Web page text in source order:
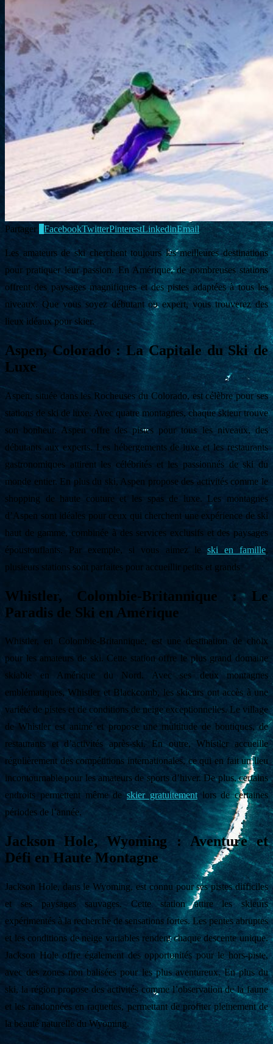
Partager FacebookTwitterPinterestLinkedinEmail
Les amateurs de ski cherchent toujours les meilleures destinations
pour pratiquer leur passion. En Amérique, de nombreuses stations
offrent des paysages magnifiques et des pistes adaptées à tous les
niveaux. Que vous soyez débutant ou expert, vous trouverez des
lieux idéaux pour skier.
Aspen, Colorado : La Capitale du Ski de
Luxe
Aspen, située dans les Rocheuses du Colorado, est célèbre pour ses
stations de ski de luxe. Avec quatre montagnes, chaque skieur trouve
son bonheur. Aspen offre des pistes pour tous les niveaux, des
débutants aux experts. Les hébergements de luxe et les restaurants
gastronomiques attirent les célébrités et les passionnés de ski du
monde entier. En plus du ski, Aspen propose des activités comme le
shopping de haute couture et les spas de luxe. Les montagnes
d’Aspen sont idéales pour ceux qui cherchent une expérience de ski
haut de gamme, combinée à des services exclusifs et des paysages
époustouflants. Par exemple, si vous aimez le ski en famille,
plusieurs stations sont parfaites pour accueillir petits et grands
Whistler, Colombie-Britannique : Le
Paradis de Ski en Amérique
Whistler, en Colombie-Britannique, est une destination de choix
pour les amateurs de ski. Cette station offre le plus grand domaine
skiable en Amérique du Nord. Avec ses deux montagnes
emblématiques, Whistler et Blackcomb, les skieurs ont accès à une
variété de pistes et de conditions de neige exceptionnelles. Le village
de Whistler est animé et propose une multitude de boutiques, de
restaurants et d’activités après-ski. En outre, Whistler accueille
régulièrement des compétitions internationales, ce qui en fait un lieu
incontournable pour les amateurs de sports d’hiver. De plus, certains
endroits permettent même deskier gratuitementlors de certaines
périodes de l’année.
Jackson Hole, Wyoming : Aventure et
Défi en Haute Montagne
Jackson Hole, dans le Wyoming, est connu pour ses pistes difficiles
et ses paysages sauvages. Cette station attire les skieurs
expérimentés à la recherche de sensations fortes. Les pentes abruptes
et les conditions de neige variables rendent chaque descente unique.
Jackson Hole offre également des opportunités pour le hors-piste,
avec des zones non balisées pour les plus aventureux. En plus du
ski, la région propose des activités comme l’observation de la faune
et les randonnées en raquettes, permettant de profiter pleinement de
la beauté naturelle du Wyoming.